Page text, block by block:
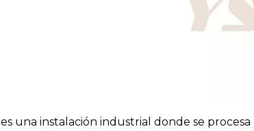
es una instalación industrial donde se